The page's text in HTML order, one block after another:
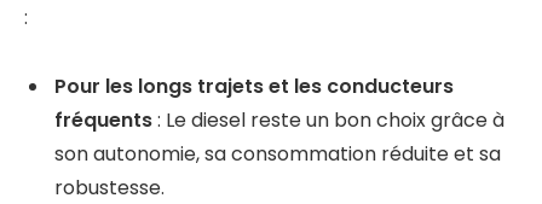
:
Pour les longs trajets et les conducteurs
fréquents: Le diesel reste un bon choix grâce à
son autonomie, sa consommation réduite et sa
robustesse.